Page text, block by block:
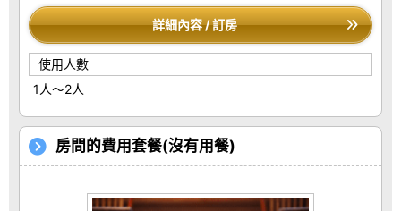
詳細內容 / 訂房
使用人數
1人～2人
房間的費用套餐(沒有用餐)